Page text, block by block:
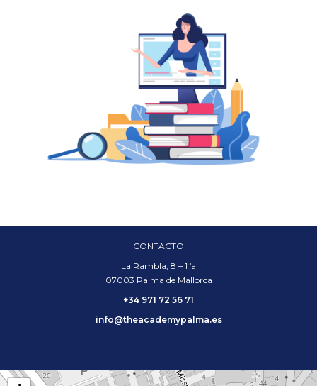
CONTACTO
La Rambla, 8 – 1ºa
07003 Palma de Mallorca
+34 971 72 56 71
info@theacademypalma.es